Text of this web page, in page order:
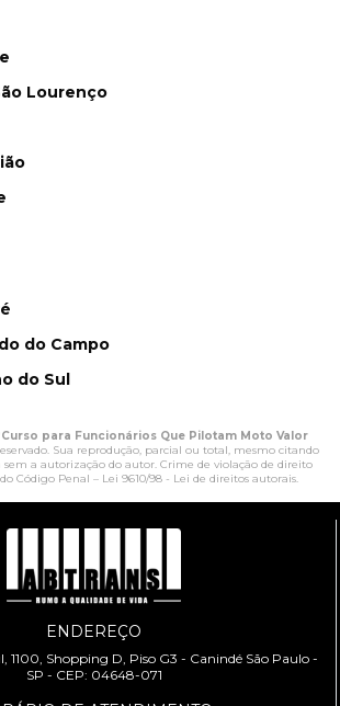
Lourenço
do Campo
do Sul
Curso para Funcionários Que Pilotam Moto Valor
Sua reprodução, parcial ou total, mesmo citando
sem a autorização do autor. Crime de violação de direito
Código Penal – Lei 9610/98 - Lei de direitos autorais.
ENDEREÇO
1100, Shopping D, Piso G3 - Canindé São Paulo -
SP - CEP: 04648-071